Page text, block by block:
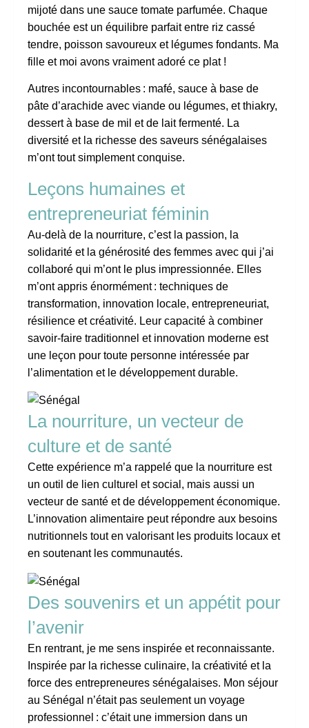
mijoté dans une sauce tomate parfumée. Chaque
bouchée est un équilibre parfait entre riz cassé
tendre, poisson savoureux et légumes fondants. Ma
fille et moi avons vraiment adoré ce plat !
Autres incontournables : mafé, sauce à base de
pâte d’arachide avec viande ou légumes, et thiakry,
dessert à base de mil et de lait fermenté. La
diversité et la richesse des saveurs sénégalaises
m’ont tout simplement conquise.
Leçons humaines et
entrepreneuriat féminin
Au-delà de la nourriture, c’est la passion, la
solidarité et la générosité des femmes avec qui j’ai
collaboré qui m’ont le plus impressionnée. Elles
m’ont appris énormément : techniques de
transformation, innovation locale, entrepreneuriat,
résilience et créativité. Leur capacité à combiner
savoir-faire traditionnel et innovation moderne est
une leçon pour toute personne intéressée par
l’alimentation et le développement durable.
La nourriture, un vecteur de
culture et de santé
Cette expérience m’a rappelé que la nourriture est
un outil de lien culturel et social, mais aussi un
vecteur de santé et de développement économique.
L’innovation alimentaire peut répondre aux besoins
nutritionnels tout en valorisant les produits locaux et
en soutenant les communautés.
Des souvenirs et un appétit pour
l’avenir
En rentrant, je me sens inspirée et reconnaissante.
Inspirée par la richesse culinaire, la créativité et la
force des entrepreneures sénégalaises. Mon séjour
au Sénégal n’était pas seulement un voyage
professionnel : c’était une immersion dans un